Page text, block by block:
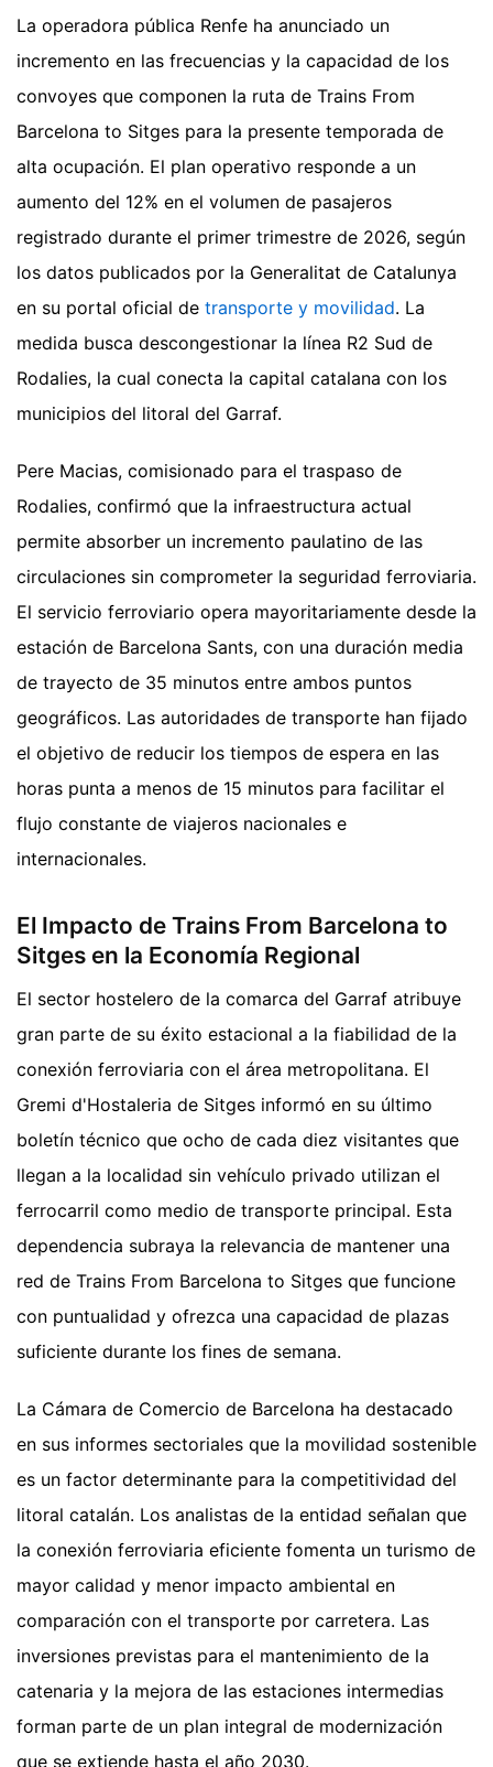
La operadora pública Renfe ha anunciado un
incremento en las frecuencias y la capacidad de los
convoyes que componen la ruta de Trains From
Barcelona to Sitges para la presente temporada de
alta ocupación. El plan operativo responde a un
aumento del 12% en el volumen de pasajeros
registrado durante el primer trimestre de 2026, según
los datos publicados por la Generalitat de Catalunya
en su portal oficial de transporte y movilidad. La
medida busca descongestionar la línea R2 Sud de
Rodalies, la cual conecta la capital catalana con los
municipios del litoral del Garraf.
Pere Macias, comisionado para el traspaso de
Rodalies, confirmó que la infraestructura actual
permite absorber un incremento paulatino de las
circulaciones sin comprometer la seguridad ferroviaria.
El servicio ferroviario opera mayoritariamente desde la
estación de Barcelona Sants, con una duración media
de trayecto de 35 minutos entre ambos puntos
geográficos. Las autoridades de transporte han fijado
el objetivo de reducir los tiempos de espera en las
horas punta a menos de 15 minutos para facilitar el
flujo constante de viajeros nacionales e
internacionales.
El Impacto de Trains From Barcelona to
Sitges en la Economía Regional
El sector hostelero de la comarca del Garraf atribuye
gran parte de su éxito estacional a la fiabilidad de la
conexión ferroviaria con el área metropolitana. El
Gremi d'Hostaleria de Sitges informó en su último
boletín técnico que ocho de cada diez visitantes que
llegan a la localidad sin vehículo privado utilizan el
ferrocarril como medio de transporte principal. Esta
dependencia subraya la relevancia de mantener una
red de Trains From Barcelona to Sitges que funcione
con puntualidad y ofrezca una capacidad de plazas
suficiente durante los fines de semana.
La Cámara de Comercio de Barcelona ha destacado
en sus informes sectoriales que la movilidad sostenible
es un factor determinante para la competitividad del
litoral catalán. Los analistas de la entidad señalan que
la conexión ferroviaria eficiente fomenta un turismo de
mayor calidad y menor impacto ambiental en
comparación con el transporte por carretera. Las
inversiones previstas para el mantenimiento de la
catenaria y la mejora de las estaciones intermedias
forman parte de un plan integral de modernización
que se extiende hasta el año 2030.